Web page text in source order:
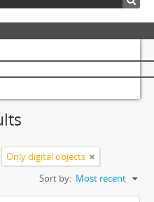
Only digital objects
Sort by: Most recent